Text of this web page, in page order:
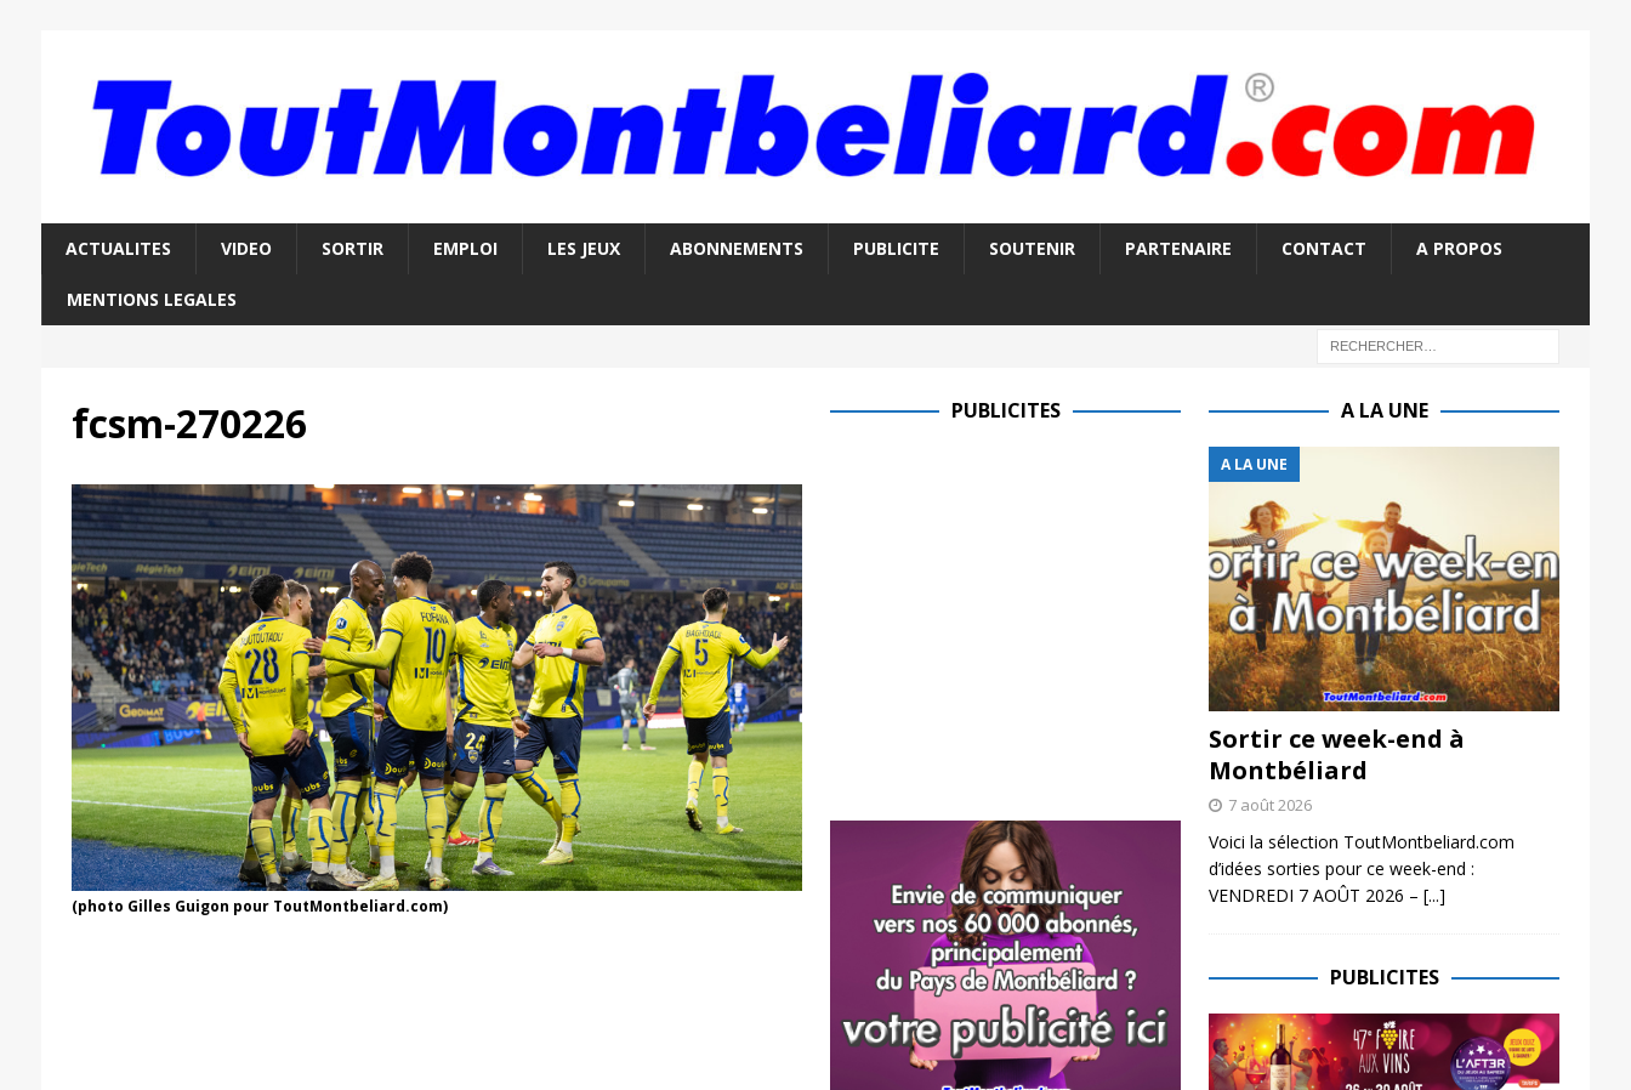
ACTUALITES VIDEO SORTIR EMPLOI LES JEUX ABONNEMENTS PUBLICITE SOUTENIR PARTENAIRE CONTACT A PROPOS
MENTIONS LEGALES
fcsm-270226
(photo Gilles Guigon pour ToutMontbeliard.com)
PUBLICITES A LA UNE
A LA UNE
Sortir ce week-end à
Montbéliard
7 août 2026
Voici la sélection ToutMontbeliard.com
d’idées sorties pour ce week-end :
VENDREDI 7 AOÛT 2026 – [...]
PUBLICITES